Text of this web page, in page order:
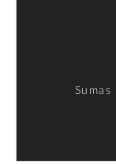
Sumas